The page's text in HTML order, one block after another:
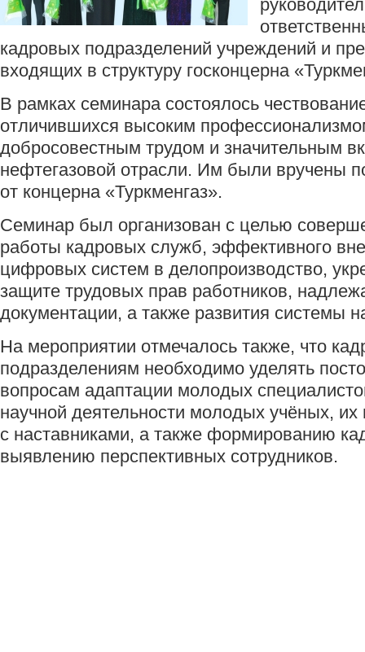
кадровых подразделений учреждений и
входящих в структуру госконцерна
В рамках семинара состоялось
отличившихся высоким
добросовестным трудом и значительным
нефтегазовой отрасли. Им были вручены
от концерна «Туркменгаз».
Семинар был организован с целью
работы кадровых служб, эффективного
цифровых систем в делопроизводство,
защите трудовых прав работников,
документации, а также развития системы
На мероприятии отмечалось также, что
подразделениям необходимо уделять
вопросам адаптации молодых
научной деятельности молодых учёных,
с наставниками, а также формированию
выявлению перспективных сотрудников.